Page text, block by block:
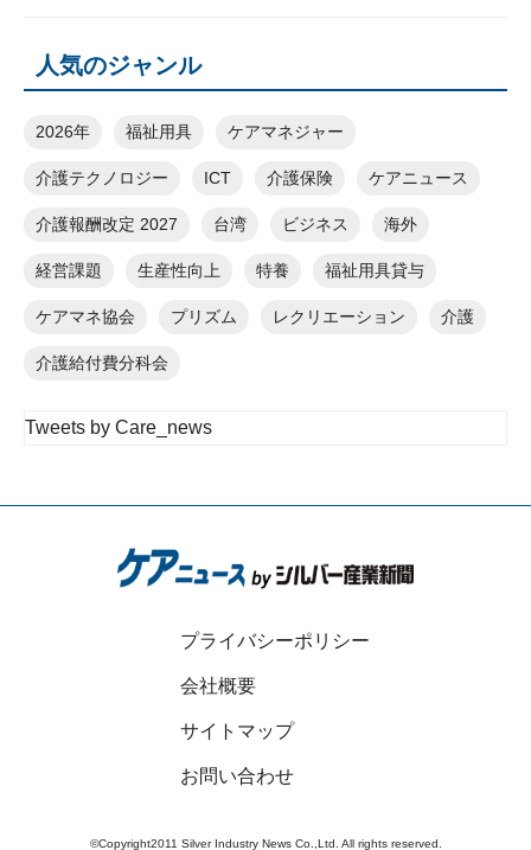
人気のジャンル
2026年 福祉用具 ケアマネジャー
介護テクノロジー ICT 介護保険 ケアニュース
介護報酬改定 2027 台湾 ビジネス 海外
経営課題 生産性向上 特養 福祉用具貸与
ケアマネ協会 プリズム レクリエーション 介護
介護給付費分科会
Tweets by Care_news
プライバシーポリシー
会社概要
サイトマップ
お問い合わせ
©Copyright2011 Silver Industry News Co.,Ltd. All rights reserved.